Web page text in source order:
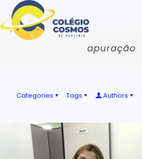
apuração
Categories Tags Authors